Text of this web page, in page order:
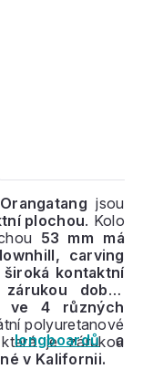
Orangatang jsou
plochou. Kolo
53 mm má
carving
kontaktní
dobré
ve 4 různých
polyuretanové
je zárukou
v Kalifornii.
longboardůa